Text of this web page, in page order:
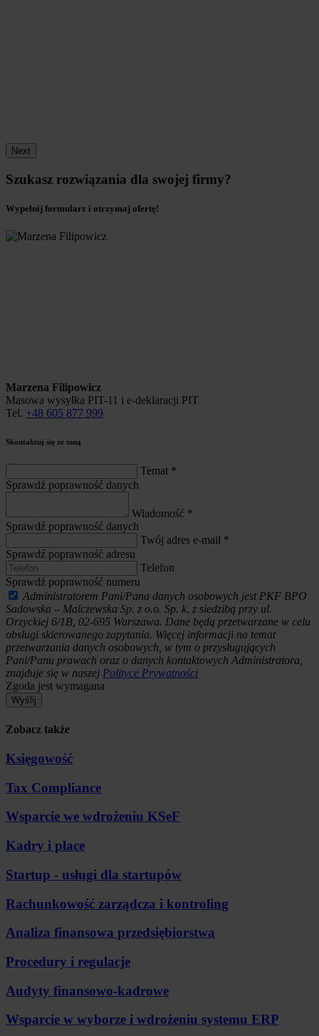
Next
Szukasz rozwiązania dla swojej firmy?
Wypełnij formularz i otrzymaj ofertę!
Marzena Filipowicz
Masowa wysyłka PIT-11 i e-deklaracji PIT
Tel. +48 605 877 999
Skontaktuj się ze mną
Temat *
Sprawdź poprawność danych
Wiadomość *
Sprawdź poprawność danych
Twój adres e-mail *
Sprawdź poprawność adresu
Telefon
Sprawdź poprawność numeru
Administratorem Pani/Pana danych osobowych jest PKF BPO
Sadowska – Malczewska Sp. z o.o. Sp. k. z siedzibą przy ul.
Orzyckiej 6/1B, 02-695 Warszawa. Dane będą przetwarzane w celu
obsługi skierowanego zapytania. Więcej informacji na temat
przetwarzania danych osobowych, w tym o przysługujących
Pani/Panu prawach oraz o danych kontaktowych Administratora,
znajduje się w naszej Polityce Prywatności
Zgoda jest wymagana
Wyślij
Zobacz także
Księgowość
Tax Compliance
Wsparcie we wdrożeniu KSeF
Kadry i płace
Startup - usługi dla startupów
Rachunkowość zarządcza i kontroling
Analiza finansowa przedsiębiorstwa
Procedury i regulacje
Audyty finansowo-kadrowe
Wsparcie w wyborze i wdrożeniu systemu ERP